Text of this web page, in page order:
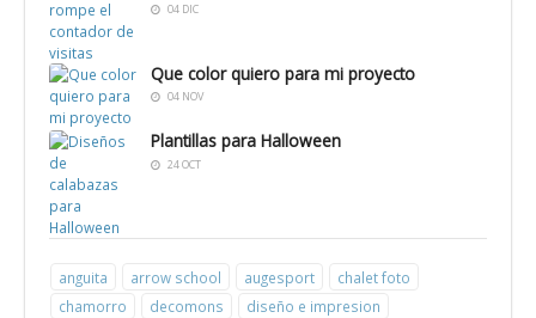
04 DIC
Que color quiero para mi proyecto
04 NOV
Plantillas para Halloween
24 OCT
anguita arrow school augesport
chalet foto
chamorro
decomons
diseño e impresion